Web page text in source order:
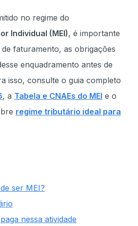
no regime do
Individual (MEI), é importante
faturamento, as obrigações
enquadramento antes de
isso, consulte o guia completo
, a Tabela e CNAEs do MEI e o
regime tributário ideal para
ser MEI?
nessa atividade